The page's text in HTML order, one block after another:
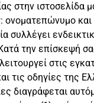
ιστοσελίδα
και
την επίσκεψή
στις
τις οδηγίες
διαγράφεται